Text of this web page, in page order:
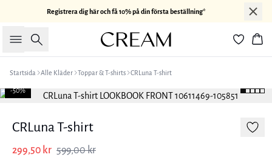
Registrera dig här och få 10% på din första beställning*
Sök
Startsida Alle Kläder Toppar & T-shirts CRLuna T-shirt
-50%
CRLuna T-shirt
299,50 kr 599,00 kr